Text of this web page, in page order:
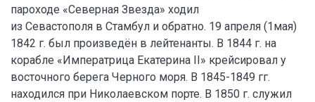
пароходе «Северная Звезда» ходил
из Севастополя в Стамбул и обратно. 19 апреля (1мая)
1842 г. был произведён в лейтенанты. В 1844 г. на
корабле «Императрица Екатерина II» крейсировал у
восточного берега Черного моря. В 1845-1849 гг.
находился при Николаевском порте. В 1850 г. служил